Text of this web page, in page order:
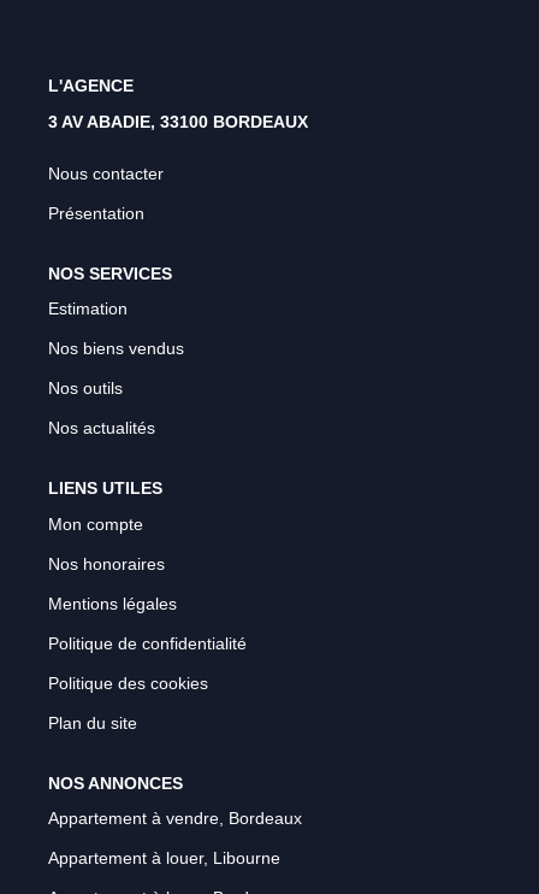
L'AGENCE
3 AV ABADIE, 33100 BORDEAUX
Nous contacter
Présentation
NOS SERVICES
Estimation
Nos biens vendus
Nos outils
Nos actualités
LIENS UTILES
Mon compte
Nos honoraires
Mentions légales
Politique de confidentialité
Politique des cookies
Plan du site
NOS ANNONCES
Appartement à vendre, Bordeaux
Appartement à louer, Libourne